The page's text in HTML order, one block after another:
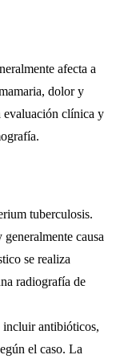
afecta a
dolor y
evaluación clínica y
tuberculosis.
generalmente causa
se realiza
radiografía de
incluir antibióticos,
el caso. La